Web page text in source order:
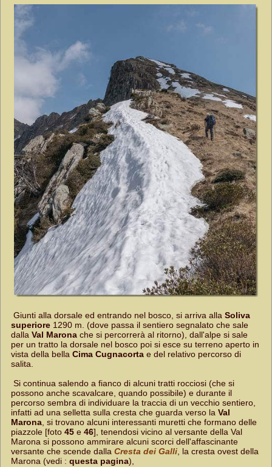
Giunti alla dorsale ed entrando nel bosco, si arriva alla Soliva
superiore 1290 m. (dove passa il sentiero segnalato che sale
dalla Val Marona che si percorrerà al ritorno), dall'alpe si sale
per un tratto la dorsale nel bosco poi si esce su terreno aperto in
vista della bella Cima Cugnacorta e del relativo percorso di
salita.
Si continua salendo a fianco di alcuni tratti rocciosi (che si
possono anche scavalcare, quando possibile) e durante il
percorso sembra di individuare la traccia di un vecchio sentiero,
infatti ad una selletta sulla cresta che guarda verso la Val
Marona, si trovano alcuni interessanti muretti che formano delle
piazzole [foto 45 e 46], tenendosi vicino al versante della Val
Marona si possono ammirare alcuni scorci dell'affascinante
versante che scende dalla Cresta dei Galli, la cresta ovest della
Marona (vedi : questa pagina),